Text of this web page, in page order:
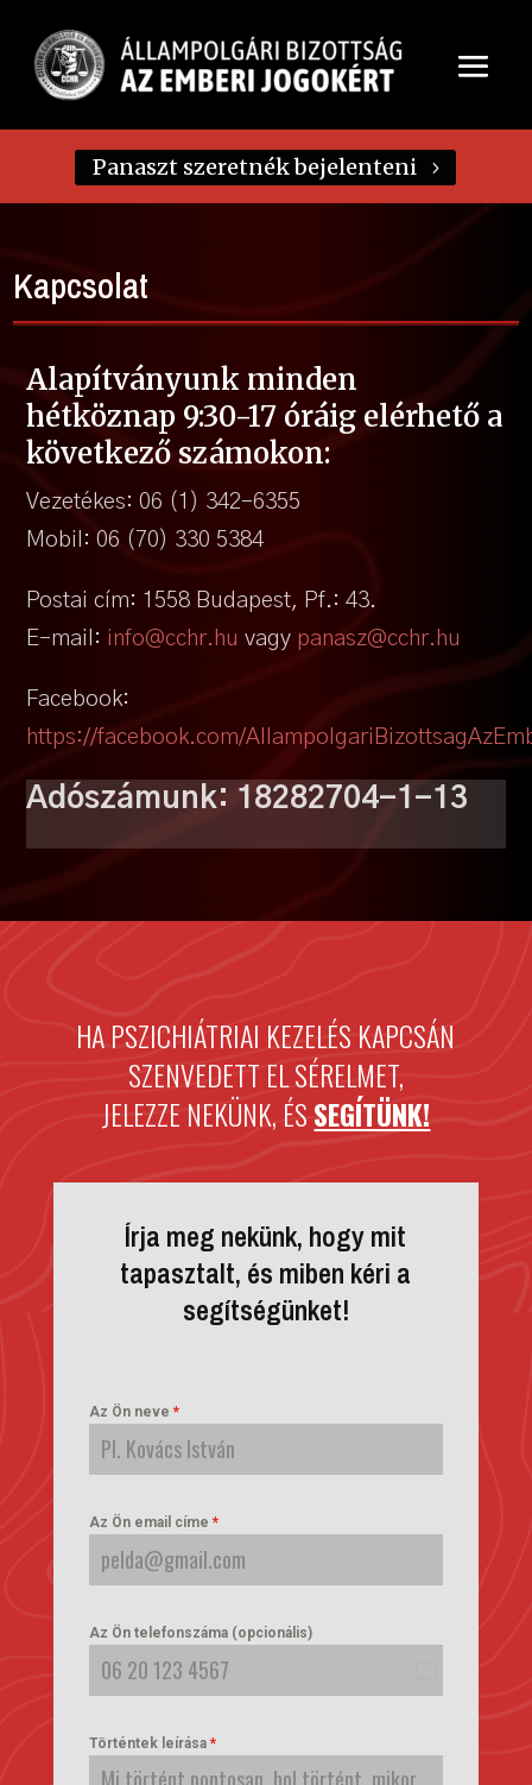
Panaszt szeretnék bejelenteni
Kapcsolat
Alapítványunk minden
hétköznap 9:30-17 óráig elérhető a
következő számokon:
Vezetékes: 06 (1) 342-6355
Mobil: 06 (70) 330 5384
Postai cím: 1558 Budapest, Pf.: 43.
E-mail: info@cchr.hu vagy panasz@cchr.hu
Facebook:
https://facebook.com/
Adószámunk: 18282704-1-13
HA PSZICHIÁTRIAI KEZELÉS KAPCSÁN
SZENVEDETT EL SÉRELMET,
JELEZZE NEKÜNK, ÉSSEGÍTÜNK!
Írja meg nekünk, hogy mit
tapasztalt, és miben kéri a
segítségünket!
Az Ön neve *
Az Ön email címe *
Az Ön telefonszáma (opcionális)
Történtek leírása *